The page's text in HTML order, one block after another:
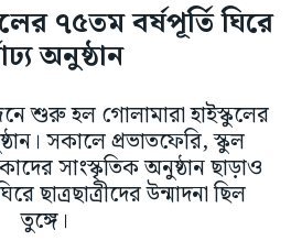
৭৫তম বর্ষপূর্তি ঘিরে
অনুষ্ঠান
শুরু হল গোলামারা হাইস্কুলের
সকালে প্রভাতফেরি, স্কুল
সাংস্কৃতিক অনুষ্ঠান ছাড়াও
ছাত্রছাত্রীদের উন্মাদনা ছিল
তুঙ্গে।